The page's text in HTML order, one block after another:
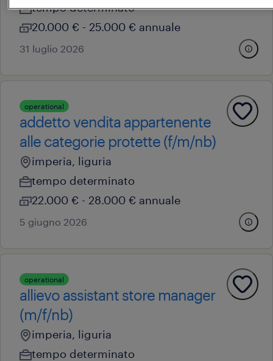
tempo determinato
20.000 € - 25.000 € annuale
31 luglio 2026
operational
addetto vendita appartenente
alle categorie protette (f/m/nb)
imperia, liguria
tempo determinato
22.000 € - 28.000 € annuale
5 giugno 2026
operational
allievo assistant store manager
(m/f/nb)
imperia, liguria
tempo determinato